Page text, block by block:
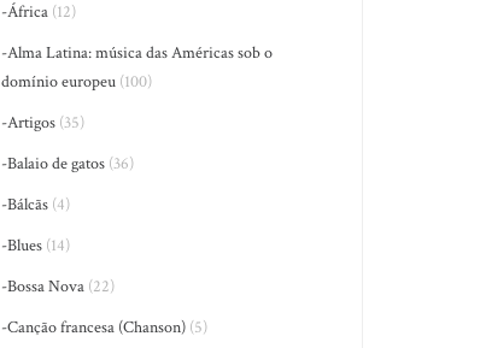
-África (12)
-Alma Latina: música das Américas sob o
domínio europeu (100)
-Artigos (35)
-Balaio de gatos (36)
-Bálcãs (4)
-Blues (14)
-Bossa Nova (22)
-Canção francesa (Chanson) (5)